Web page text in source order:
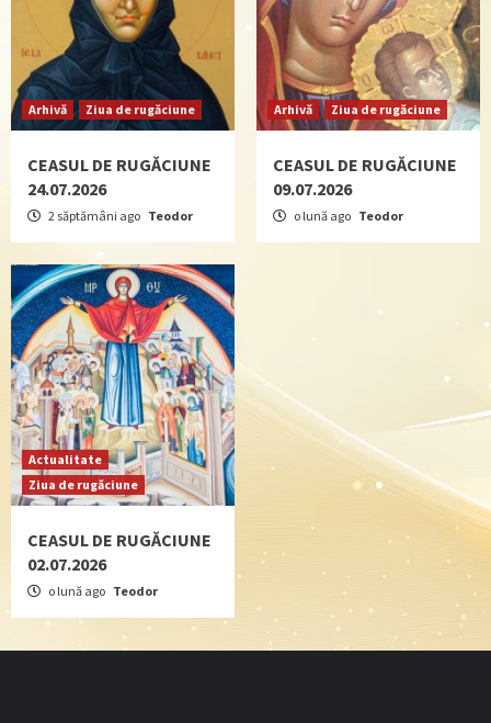
Arhivă Ziua de rugăciune
CEASUL DE RUGĂCIUNE
24.07.2026
2 săptămâni ago Teodor
Arhivă Ziua de rugăciune
CEASUL DE RUGĂCIUNE
09.07.2026
o lună ago Teodor
Actualitate
Ziua de rugăciune
CEASUL DE RUGĂCIUNE
02.07.2026
o lună ago Teodor